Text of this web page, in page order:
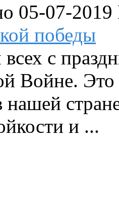
05-07-2019
победы
всех с
Войне.
нашей
и ...